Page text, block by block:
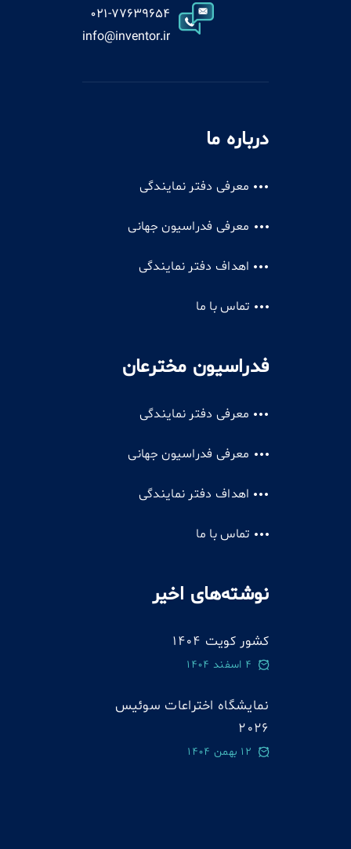
021-77639654
info@inventor.ir
درباره ما
معرفی دفتر نمایندگی
معرفی فدراسیون جهانی
اهداف دفتر نمایندگی
تماس با ما
فدراسیون مخترعان
معرفی دفتر نمایندگی
معرفی فدراسیون جهانی
اهداف دفتر نمایندگی
تماس با ما
نوشته‌های اخیر
کشور کویت 1404
4 اسفند 1404
نمایشگاه اختراعات سوئيس
2026
12 بهمن 1404